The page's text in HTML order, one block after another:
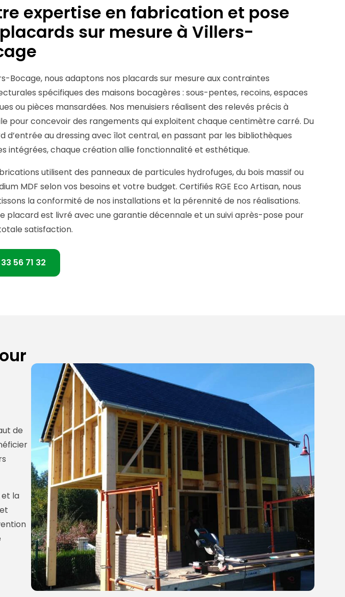
expertise en fabrication et pose
sur mesure à Villers-
Bocage, nous adaptons nos placards sur mesure aux contraintes
spécifiques des maisons bocagères : sous-pentes, recoins, espaces
ou pièces mansardées. Nos menuisiers réalisent des relevés précis à
pour concevoir des rangements qui exploitent chaque centimètre carré. Du
d’entrée au dressing avec îlot central, en passant par les bibliothèques
intégrées, chaque création allie fonctionnalité et esthétique.
utilisent des panneaux de particules hydrofuges, du bois massif ou
MDF selon vos besoins et votre budget. Certifiés RGE Eco Artisan, nous
la conformité de nos installations et la pérennité de nos réalisations.
placard est livré avec une garantie décennale et un suivi après-pose pour
satisfaction.
56 71 32
de
la